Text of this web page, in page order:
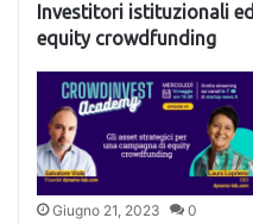
Investitori istituzionali ed
equity crowdfunding
Giugno 21, 2023 0